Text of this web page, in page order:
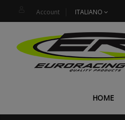
Account ITALIANO
HOME